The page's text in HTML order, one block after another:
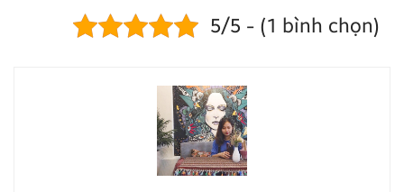
5/5 - (1 bình chọn)